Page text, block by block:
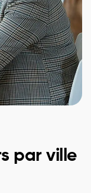
par ville